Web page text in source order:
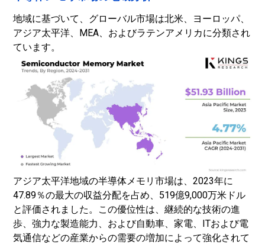
地域に基づいて、グローバル市場は北米、ヨーロッパ、
アジア太平洋、MEA、およびラテンアメリカに分類され
ています。
アジア太平洋地域の半導体メモリ市場は、2023年に
47.89％の最大の収益分配を占め、519億9,000万米ドル
と評価されました。この優位性は、継続的な技術の進
歩、強力な製造能力、および自動車、家電、ITおよび電
気通信などの産業からの需要の増加によって強化されて